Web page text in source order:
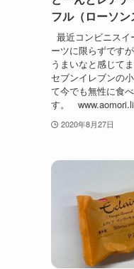
フル（ローソン
最近コンビニスイ
ーツに限らずです
うまいなと感じて
セブンイレブンの
て今でも無性に食
す。
2020年8月27日